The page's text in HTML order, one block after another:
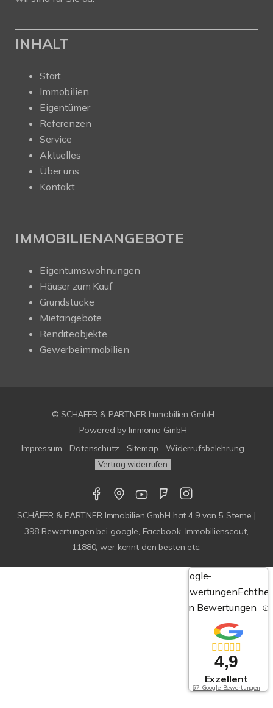
INHALT
Start
Immobilien
Eigentümer
Referenzen
Service
Aktuelles
Über uns
Kontakt
IMMOBILIENANGEBOTE
Eigentumswohnungen
Häuser zum Kauf
Grundstücke
Mietangebote
Renditeobjekte
Gewerbeimmobilien
© SCHÄFER & PARTNER Immobilien GmbH
Powered by Immonia GmbH
Impressum
Datenschutz Sitemap Widerrufsbelehrung
Vertrag widerrufen
SCHÄFER & PARTNER Immobilien GmbH hat4,9von5 Sterne |
398 Bewertungen bei google, Facebook, Immobilienscout,
11880, wer kennt den besten etc.
Google-
Bewertungen
von Bewertungen
4,9
Exzellent
67 Google-Bewertungen